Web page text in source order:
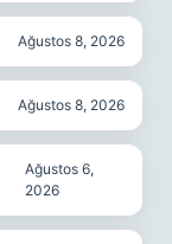
Ağustos 8, 2026
Ağustos 8, 2026
Ağustos 6,
2026